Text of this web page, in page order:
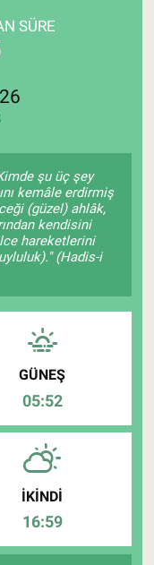
SÜRE
şu üç şey
kemâle erdirmiş
(güzel) ahlâk,
kendisini
hareketlerini
(Hadis-i
GÜNEŞ
05:52
İKINDI
16:59